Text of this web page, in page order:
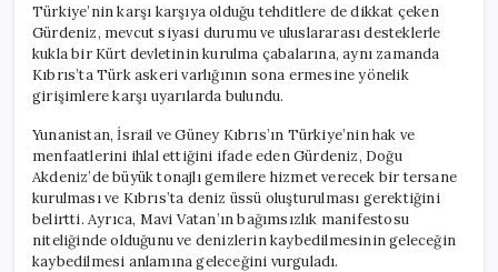
Türkiye’nin karşı karşıya olduğu tehditlere de dikkat çeken
Gürdeniz, mevcut siyasi durumu ve uluslararası desteklerle
kukla bir Kürt devletinin kurulma çabalarına, aynı zamanda
Kıbrıs’ta Türk askeri varlığının sona ermesine yönelik
girişimlere karşı uyarılarda bulundu.
Yunanistan, İsrail ve Güney Kıbrıs’ın Türkiye’nin hak ve
menfaatlerini ihlal ettiğini ifade eden Gürdeniz, Doğu
Akdeniz’de büyük tonajlı gemilere hizmet verecek bir tersane
kurulması ve Kıbrıs’ta deniz üssü oluşturulması gerektiğini
belirtti. Ayrıca, Mavi Vatan’ın bağımsızlık manifestosu
niteliğinde olduğunu ve denizlerin kaybedilmesinin geleceğin
kaybedilmesi anlamına geleceğini vurguladı.